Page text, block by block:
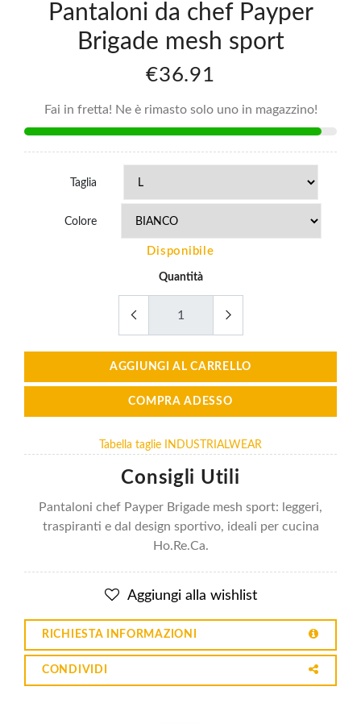
Pantaloni da chef Payper
Brigade mesh sport
€36.91
Fai in fretta! Ne è rimasto solo uno in magazzino!
Taglia
Colore
Disponibile
Quantità
AGGIUNGI AL CARRELLO
COMPRA ADESSO
Tabella taglie INDUSTRIALWEAR
Consigli Utili
Pantaloni chef Payper Brigade mesh sport: leggeri,
traspiranti e dal design sportivo, ideali per cucina
Ho.Re.Ca.
Aggiungi alla wishlist
RICHIESTA INFORMAZIONI
CONDIVIDI